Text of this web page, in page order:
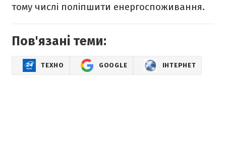
тому числі поліпшити енергоспоживання.
Пов'язані теми:
ТЕХНО GOOGLE ІНТЕРНЕТ